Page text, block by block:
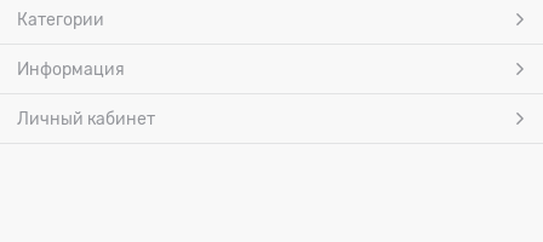
Категории
Информация
Личный кабинет